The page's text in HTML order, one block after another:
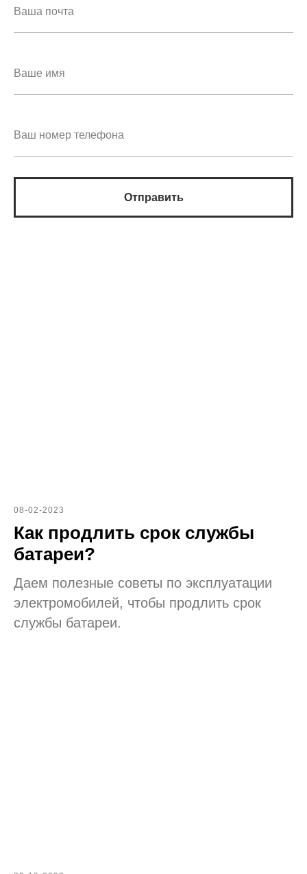
Отправить
08-02-2023
Как продлить срок службы
батареи?
Даем полезные советы по эксплуатации
электромобилей, чтобы продлить срок
службы батареи.